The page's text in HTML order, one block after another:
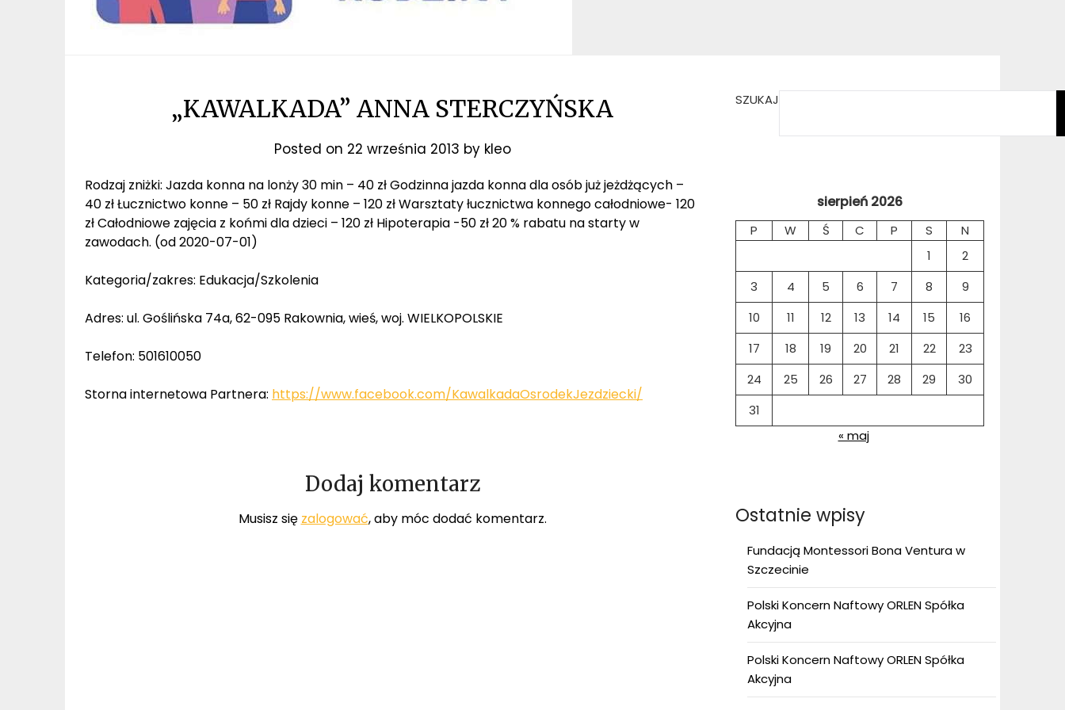
„KAWALKADA” ANNA STERCZYŃSKA
Posted on 22 września 2013 by kleo
Rodzaj zniżki: Jazda konna na lonży 30 min – 40 zł Godzinna jazda konna dla osób już jeżdżących –
40 zł Łucznictwo konne – 50 zł Rajdy konne – 120 zł Warsztaty łucznictwa konnego całodniowe- 120
zł Całodniowe zajęcia z końmi dla dzieci – 120 zł Hipoterapia -50 zł 20 % rabatu na starty w
zawodach. (od 2020-07-01)
Kategoria/zakres: Edukacja/Szkolenia
Adres: ul. Goślińska 74a, 62-095 Rakownia, wieś, woj. WIELKOPOLSKIE
Telefon: 501610050
Storna internetowa Partnera: https://www.facebook.com/KawalkadaOsrodekJezdziecki/
Dodaj komentarz
Musisz się zalogować, aby móc dodać komentarz.
SZUKAJ
sierpień 2026
P W Ś C P S
N
1
2
3
4 5 6 7 8
9
10
11 12 13 14 15
16
17
18 19 20 21 22
23
24
25 26 27 28 29
30
31
« maj
Ostatnie wpisy
Fundacją Montessori Bona Ventura w
Szczecinie
Polski Koncern Naftowy ORLEN Spółka
Akcyjna
Polski Koncern Naftowy ORLEN Spółka
Akcyjna